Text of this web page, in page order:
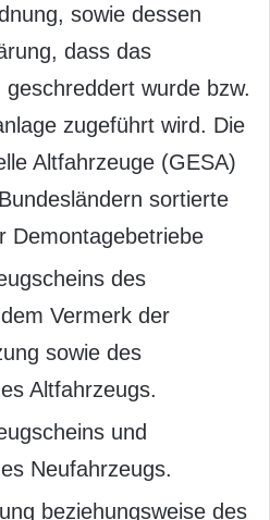
sowie dessen
dass das
wurde bzw.
zugeführt wird. Die
Altfahrzeuge (GESA)
sortierte
Demontagebetriebe
des
Vermerk der
sowie des
Altfahrzeugs.
und
Neufahrzeugs.
beziehungsweise des